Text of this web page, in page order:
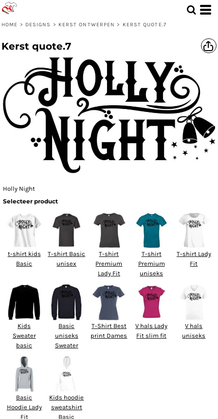
HOME > DESIGNS > KERST ONTWERPEN > KERST QUOTE.7
Kerst quote.7
Holly Night
Selecteer product
t-shirt kids
Basic
T-shirt Basic
unisex
T-shirt
Premium
Lady Fit
T-shirt
Premium
uniseks
T-shirt Lady
Fit
Kids
Sweater
basic
Basic
uniseks
Sweater
T-Shirt Best
print Dames
V hals Lady
Fit slim fit
V hals
uniseks
Basic
Hoodie Lady
Fit
Kids hoodie
sweatshirt
Basic